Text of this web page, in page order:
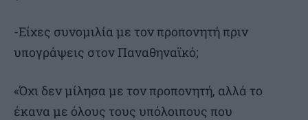
-Είχες συνομιλία με τον προπονητή πριν
υπογράψεις στον Παναθηναϊκό;
«Όχι δεν μίλησα με τον προπονητή, αλλά το
έκανα με όλους τους υπόλοιπους που